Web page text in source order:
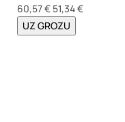
60,57 € 51,34 €
UZ GROZU